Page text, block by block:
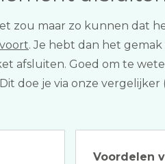
zou maar zo kunnen dat
. Je hebt dan het
afsluiten. Goed om te
doe je via onze
Voordelen